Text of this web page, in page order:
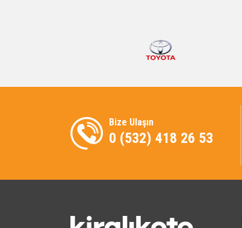
Bize Ulaşın
0 (532) 418 26 53